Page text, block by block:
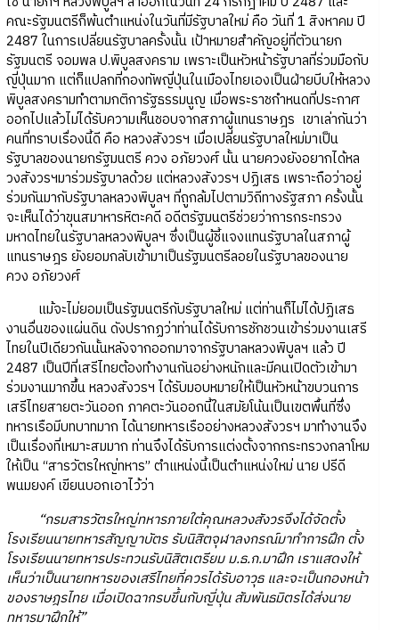
คณะรัฐมนตรีก็พ้นตำแหน่งในวันที่มีรัฐบาลใหม่ คือ วันที่ 1 สิงหาคม ปี
2487 ในการเปลี่ยนรัฐบาลครั้งนั้น เป้าหมายสำคัญอยู่ที่ตัวนายก
รัฐมนตรี จอมพล ป.พิบูลสงคราม เพราะเป็นหัวหน้ารัฐบาลที่ร่วมมือกับ
ญี่ปุ่นมาก แต่ก็แปลกที่กองทัพญี่ปุ่นในเมืองไทยเองเป็นฝ่ายบีบให้หลวง
พิบูลสงครามทำตามกติการัฐธรรมนูญ เมื่อพระราชกำหนดที่ประกาศ
ออกไปแล้วไม่ได้รับความเห็นชอบจากสภาผู้แทนราษฎร เขาเล่ากันว่า
คนที่ทราบเรื่องนี้ดี คือ หลวงสังวรฯ เมื่อเปลี่ยนรัฐบาลใหม่มาเป็น
รัฐบาลของนายกรัฐมนตรี ควง อภัยวงศ์ นั้น นายควงยังอยากได้หล
วงสังวรฯมาร่วมรัฐบาลด้วย แต่หลวงสังวรฯ ปฏิเสธ เพราะถือว่าอยู่
ร่วมกันมากับรัฐบาลหลวงพิบูลฯ ที่ถูกล้มไปตามวิถีทางรัฐสภา ครั้งนั้น
จะเห็นได้ว่าขุนสมาหารหิตะคดี อดีตรัฐมนตรีช่วยว่าการกระทรวง
มหาดไทยในรัฐบาลหลวงพิบูลฯ ซึ่งเป็นผู้ชี้แจงแทนรัฐบาลในสภาผู้
แทนราษฎร ยังยอมกลับเข้ามาเป็นรัฐมนตรีลอยในรัฐบาลของนาย
ควง อภัยวงศ์
แม้จะไม่ยอมเป็นรัฐมนตรีกับรัฐบาลใหม่ แต่ท่านก็ไม่ได้ปฏิเสธ
งานอื่นของแผ่นดิน ดังปรากฏว่าท่านได้รับการชักชวนเข้าร่วมงานเสรี
ไทยในปีเดียวกันนั้นหลังจากออกมาจากรัฐบาลหลวงพิบูลฯ แล้ว ปี
2487 เป็นปีที่เสรีไทยต้องทำงานกันอย่างหนักและมีคนเปิดตัวเข้ามา
ร่วมงานมากขึ้น หลวงสังวรฯ ได้รับมอบหมายให้เป็นหัวหน้าขบวนการ
เสรีไทยสายตะวันออก ภาคตะวันออกนี้ในสมัยโน้นเป็นเขตพื้นที่ซึ่ง
ทหารเรือมีบทบาทมาก ได้นายทหารเรืออย่างหลวงสังวรฯ มาทำงานจึง
เป็นเรื่องที่เหมาะสมมาก ท่านจึงได้รับการแต่งตั้งจากกระทรวงกลาโหม
ให้เป็น “สารวัตรใหญ่ทหาร” ตำแหน่งนี้เป็นตำแหน่งใหม่ นาย ปรีดี
พนมยงค์ เขียนบอกเอาไว้ว่า
“กรมสารวัตรใหญ่ทหารภายใต้คุณหลวงสังวรจึงได้จัดตั้ง
โรงเรียนนายทหารสัญญาบัตร รับนิสิตจุฬาลงกรณ์มาทำการฝึก ตั้ง
โรงเรียนนายทหารประทวนรับนิสิตเตรียม ม.ธ.ก.มาฝึก เราแสดงให้
เห็นว่าเป็นนายทหารของเสรีไทยที่ควรได้รับอาวุธ และจะเป็นกองหน้า
ของราษฎรไทย เมื่อเปิดฉากรบขึ้นกับญี่ปุ่น สัมพันธมิตรได้ส่งนาย
ทหารมาฝึกให้”